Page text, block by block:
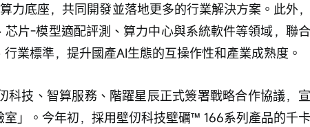
力底座，共同開發並落地更多的行業解決方案。此外
芯片-模型適配評測、算力中心與系統軟件等領域，聯
業標準，提升國產AI生態的互操作性和產業成熟度。
科技、智算服務、階躍星辰正式簽署戰略合作協議，
室」。今年初，採用壁仞科技壁礪™️ 166系列產品的千